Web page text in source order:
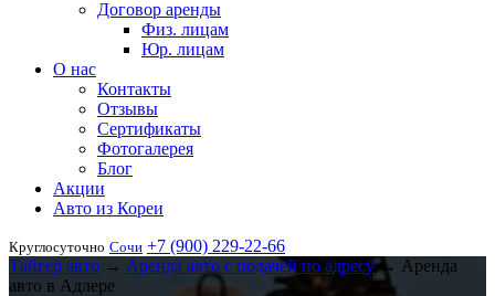
Договор аренды
Физ. лицам
Юр. лицам
О нас
Контакты
Отзывы
Сертификаты
Фотогалерея
Блог
Акции
Авто из Кореи
Круглосуточно Сочи +7 (900) 229-22-66
Тайгер авто → Аренда авто с подачей по адресу→ Аренда
авто в Адлере